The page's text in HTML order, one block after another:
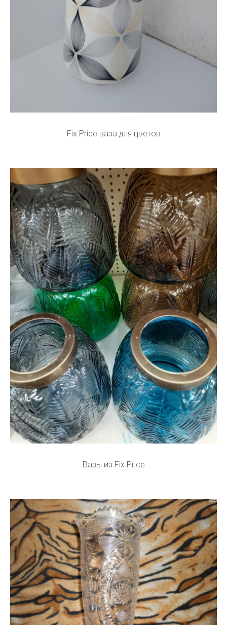
Fix Price ваза для цветов
Вазы из Fix Price